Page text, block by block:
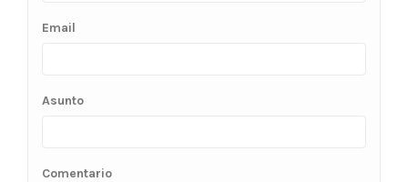
Email
Asunto
Comentario